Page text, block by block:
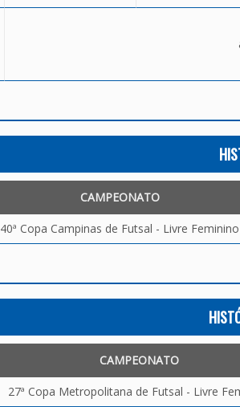
CAMPEONATO
40ª Copa Campinas de Futsal - Livre Feminino
CAMPEONATO
27ª Copa Metropolitana de Futsal - Livre